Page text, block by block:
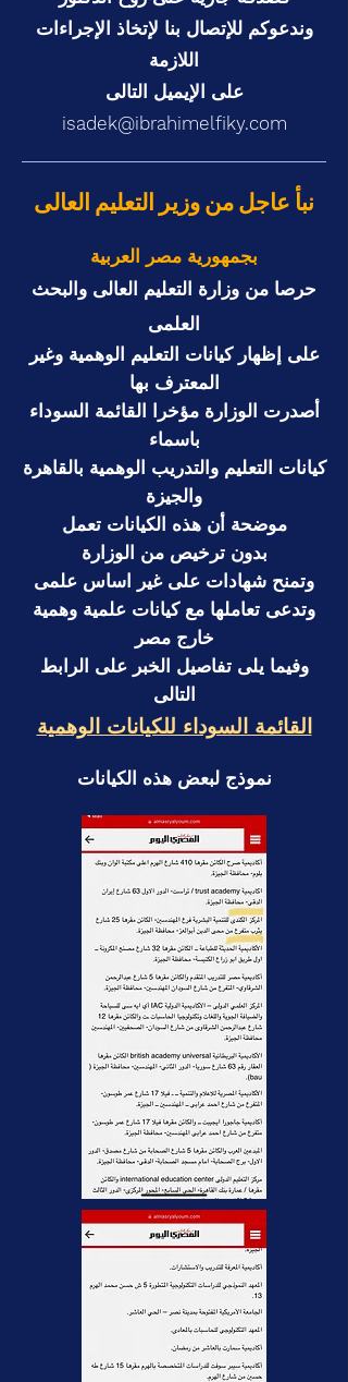
وندعوكم للإتصال بنا لإتخاذ الإجراءات
اللازمة
على الإيميل التالى
isadek@ibrahimelfiky.com
نبأ عاجل من وزير التعليم العالى
بجمهورية مصر العربية
حرصا من وزارة التعليم العالى والبحث
العلمى
على إظهار كيانات التعليم الوهمية وغير
المعترف بها
أصدرت الوزارة مؤخرا القائمة السوداء
باسماء
كيانات التعليم والتدريب الوهمية بالقاهرة
والجيزة
موضحة أن هذه الكيانات تعمل
بدون ترخيص من الوزارة
وتمنح شهادات على غير اساس علمى
وتدعى تعاملها مع كيانات علمية وهمية
خارج مصر
وفيما يلى تفاصيل الخبرعلى الرابط
التالى
القائمة السوداء للكيانات الوهمية
نموذج لبعض هذه الكيانات